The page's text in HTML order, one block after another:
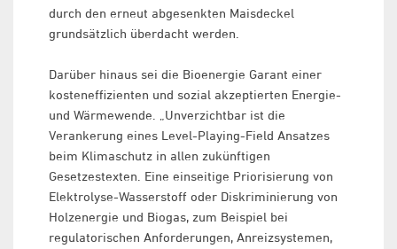
durch den erneut abgesenkten Maisdeckel
grundsätzlich überdacht werden.
Darüber hinaus sei die Bioenergie Garant einer
kosteneffizienten und sozial akzeptierten Energie-
und Wärmewende. „Unverzichtbar ist die
Verankerung eines Level-Playing-Field Ansatzes
beim Klimaschutz in allen zukünftigen
Gesetzestexten. Eine einseitige Priorisierung von
Elektrolyse-Wasserstoff oder Diskriminierung von
Holzenergie und Biogas, zum Beispiel bei
regulatorischen Anforderungen, Anreizsystemen,